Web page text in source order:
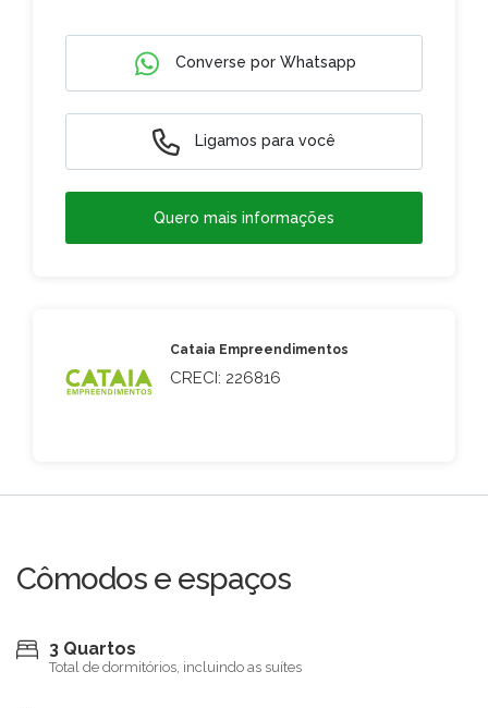
Converse por Whatsapp
Ligamos para você
Quero mais informações
Cataia Empreendimentos
CRECI: 226816
Cômodos e espaços
3 Quartos
Total de dormitórios, incluindo as suítes